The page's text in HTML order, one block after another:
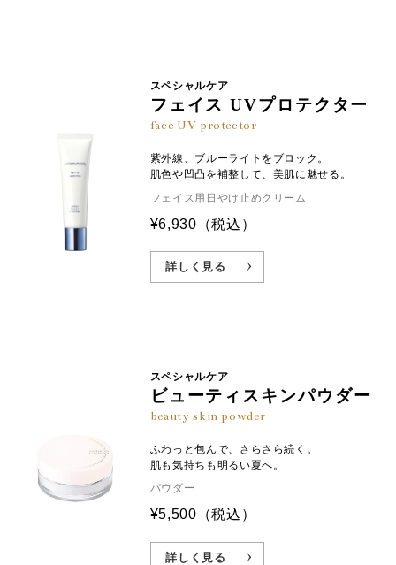
スペシャルケア
フェイス UVプロテクター
face UV protector
紫外線、ブルーライトをブロック。
肌色や凹凸を補整して、美肌に魅せる。
フェイス用日やけ止めクリーム
¥6,930 （税込）
詳しく見る
スペシャルケア
ビューティスキンパウダー
beauty skin powder
ふわっと包んで、さらさら続く。
肌も気持ちも明るい夏へ。
パウダー
¥5,500 （税込）
詳しく見る